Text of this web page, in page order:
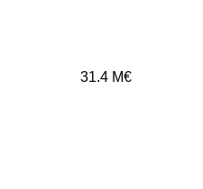
31.4 M€